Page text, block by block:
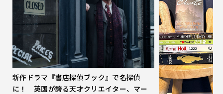
新作ドラマ『書店探偵ブック』で名探偵
に！ 英国が誇る天才クリエイター、マー